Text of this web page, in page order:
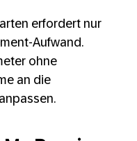
erfordert nur
Aufwand.
ohne
an die